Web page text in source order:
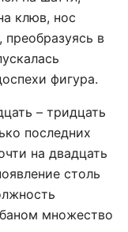
клюв, нос
в
фигура.
– тридцать
последних
на двадцать
столь
множество